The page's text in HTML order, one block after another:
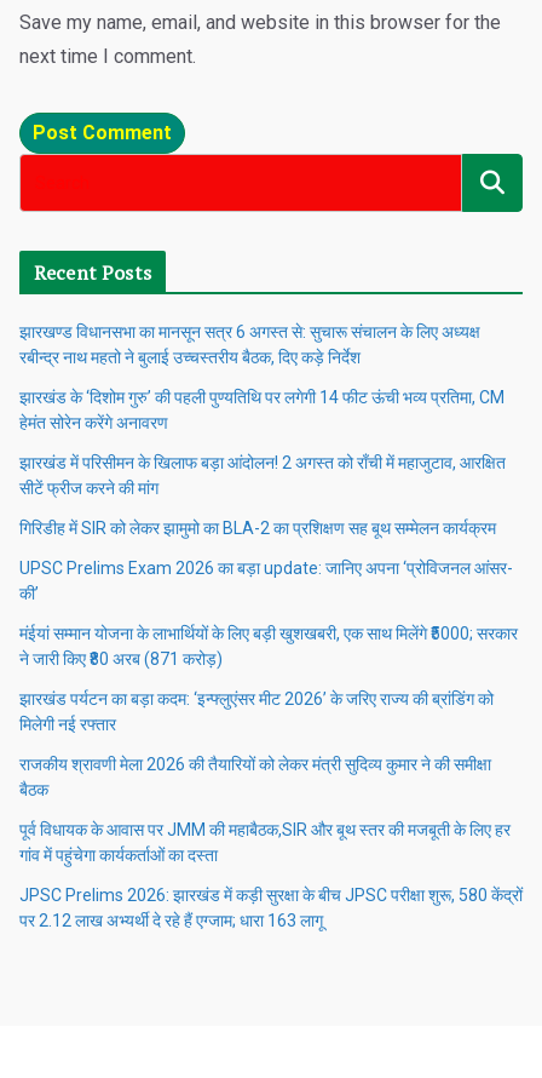
Save my name, email, and website in this browser for the
next time I comment.
Recent Posts
झारखण्ड विधानसभा का मानसून सत्र 6 अगस्त से: सुचारू संचालन के लिए अध्यक्ष
रबीन्द्र नाथ महतो ने बुलाई उच्चस्तरीय बैठक, दिए कड़े निर्देश
झारखंड के ‘दिशोम गुरु’ की पहली पुण्यतिथि पर लगेगी 14 फीट ऊंची भव्य प्रतिमा, CM
हेमंत सोरेन करेंगे अनावरण
झारखंड में परिसीमन के खिलाफ बड़ा आंदोलन! 2 अगस्त को राँची में महाजुटाव, आरक्षित
सीटें फ्रीज करने की मांग
गिरिडीह में SIR को लेकर झामुमो का BLA-2 का प्रशिक्षण सह बूथ सम्मेलन कार्यक्रम
UPSC Prelims Exam 2026 का बड़ा update: जानिए अपना ‘प्रोविजनल आंसर-
की’
मंईयां सम्मान योजना के लाभार्थियों के लिए बड़ी खुशखबरी, एक साथ मिलेंगे ₹5000; सरकार
ने जारी किए ₹80 अरब (871 करोड़)
झारखंड पर्यटन का बड़ा कदम: ‘इन्फ्लुएंसर मीट 2026’ के जरिए राज्य की ब्रांडिंग को
मिलेगी नई रफ्तार
राजकीय श्रावणी मेला 2026 की तैयारियों को लेकर मंत्री सुदिव्य कुमार ने की समीक्षा
बैठक
पूर्व विधायक के आवास पर JMM की महाबैठक,SIR और बूथ स्तर की मजबूती के लिए हर
गांव में पहुंचेगा कार्यकर्ताओं का दस्ता
JPSC Prelims 2026: झारखंड में कड़ी सुरक्षा के बीच JPSC परीक्षा शुरू, 580 केंद्रों
पर 2.12 लाख अभ्यर्थी दे रहे हैं एग्जाम; धारा 163 लागू